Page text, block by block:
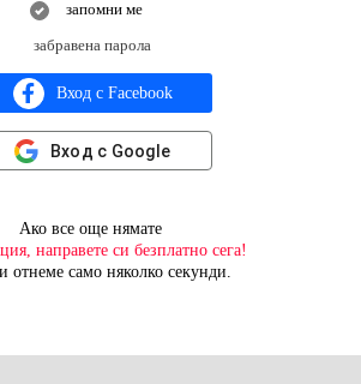
запомни ме
забравена парола
Вход с Facebook
Вход с Google
Ако все още нямате
направете си безплатно сега!
само няколко секунди.